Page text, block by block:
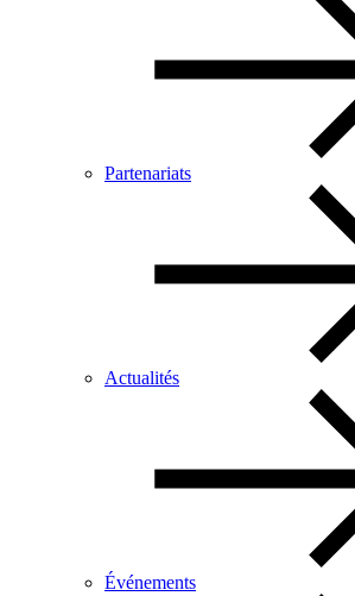
Partenariats
Actualités
Événements